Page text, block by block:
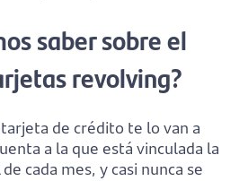
saber sobre el
revolving?
tarjeta de crédito te lo van a
a la que está vinculada la
cada mes, y casi nunca se